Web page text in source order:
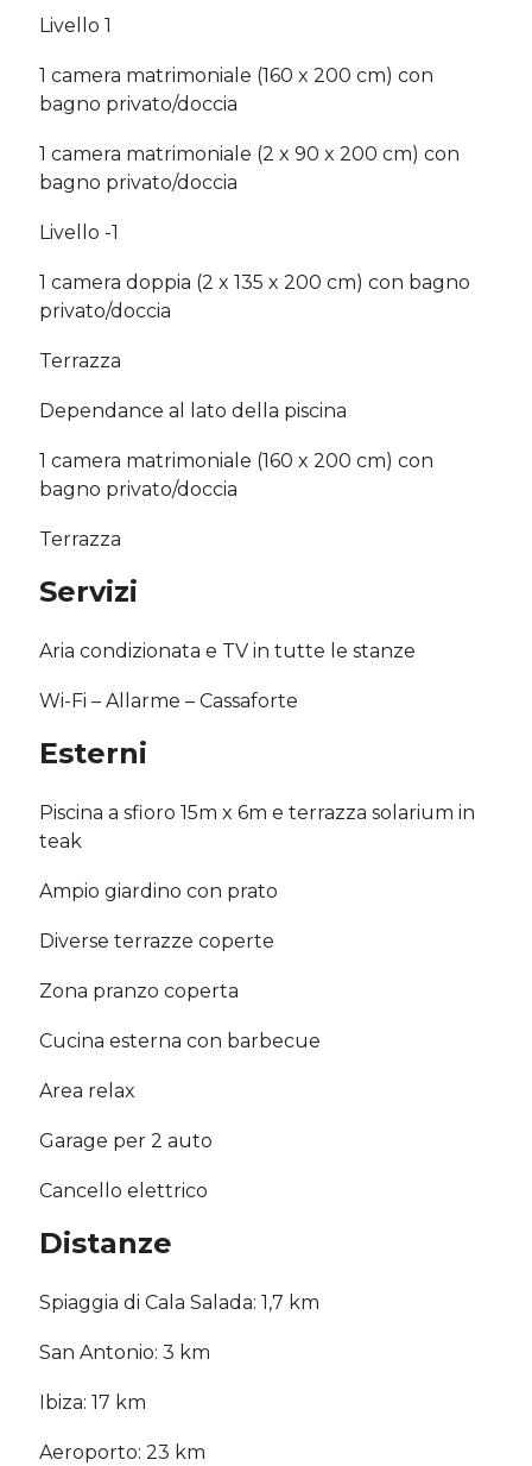
Livello 1
1 camera matrimoniale (160 x 200 cm) con
bagno privato/doccia
1 camera matrimoniale (2 x 90 x 200 cm) con
bagno privato/doccia
Livello -1
1 camera doppia (2 x 135 x 200 cm) con bagno
privato/doccia
Terrazza
Dependance al lato della piscina
1 camera matrimoniale (160 x 200 cm) con
bagno privato/doccia
Terrazza
Servizi
Aria condizionata e TV in tutte le stanze
Wi-Fi – Allarme – Cassaforte
Esterni
Piscina a sfioro 15m x 6m e terrazza solarium in
teak
Ampio giardino con prato
Diverse terrazze coperte
Zona pranzo coperta
Cucina esterna con barbecue
Area relax
Garage per 2 auto
Cancello elettrico
Distanze
Spiaggia di Cala Salada: 1,7 km
San Antonio: 3 km
Ibiza: 17 km
Aeroporto: 23 km